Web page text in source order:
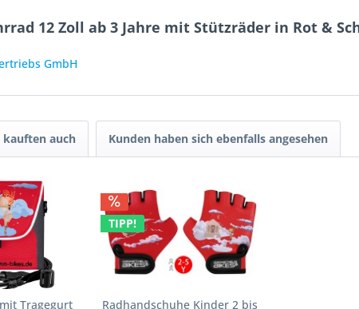
12 Zoll ab 3 Jahre mit Stützräder in Rot &
GmbH
kauften auch Kunden haben sich ebenfalls angesehen
Tragegurt
TIPP!
Radhandschuhe Kinder 2 bis